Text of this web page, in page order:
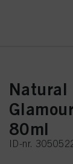
Natural
80ml
ID-nr.